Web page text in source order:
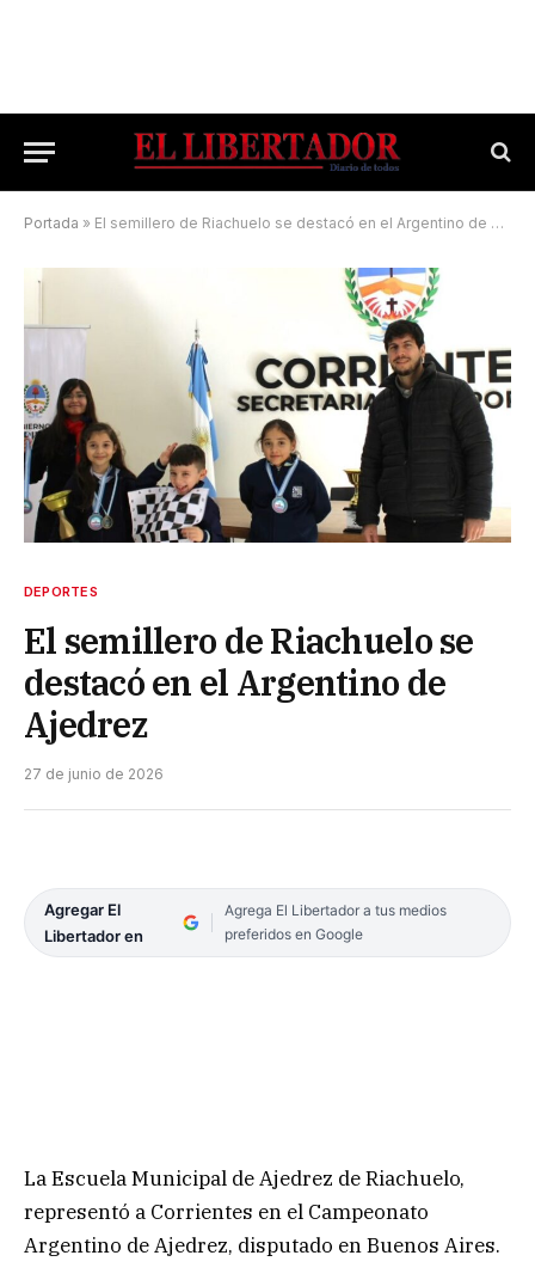
Portada » El semillero de Riachuelo se destacó en el Argentino de Ajedrez
DEPORTES
El semillero de Riachuelo se
destacó en el Argentino de
Ajedrez
27 de junio de 2026
Agregar El
Libertador en
Agrega El Libertador a tus medios
preferidos en Google
La Escuela Municipal de Ajedrez de Riachuelo,
representó a Corrientes en el Campeonato
Argentino de Ajedrez, disputado en Buenos Aires.